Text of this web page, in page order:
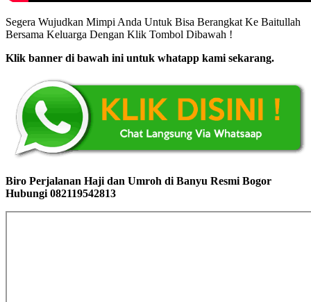
Segera Wujudkan Mimpi Anda Untuk Bisa Berangkat Ke Baitullah
Bersama Keluarga Dengan Klik Tombol Dibawah !
Klik banner di bawah ini untuk whatapp kami sekarang.
Biro Perjalanan Haji dan Umroh di Banyu Resmi Bogor
Hubungi 082119542813